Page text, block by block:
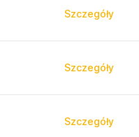
Szczegóły
Szczegóły
Szczegóły